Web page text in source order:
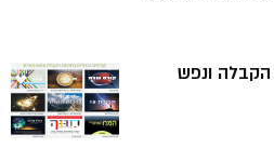
הקבלה ונפש